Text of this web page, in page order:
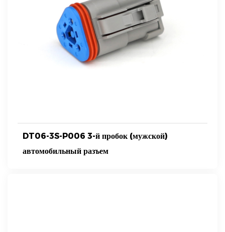
DT06-3S-P006 3-й пробок (мужской)
автомобильный разъем